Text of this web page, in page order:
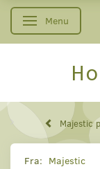
Skifte navigation
Menu
Majestic
Fra: Majestic